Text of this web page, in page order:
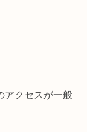
アクセスが一般